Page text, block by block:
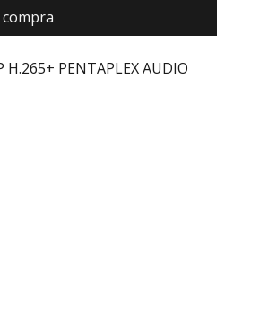
H.265+ PENTAPLEX AUDIO